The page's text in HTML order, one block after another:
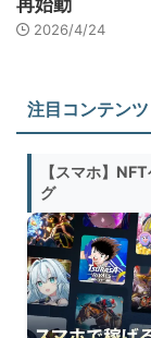
再始動
2026/4/24
注目コンテンツ
【スマホ】
グ